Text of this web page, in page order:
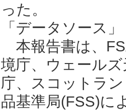
った。
「データソース」
本報告書は、
境庁、ウェール
庁、スコットラ
品基準局(FSS)に